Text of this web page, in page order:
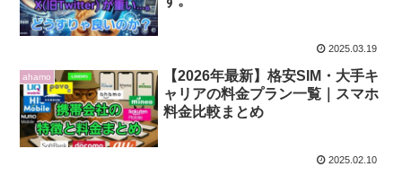
2025.03.19
ahamo
【2026年最新】格安SIM・大手キ
ャリアの料金プラン一覧｜スマホ
料金比較まとめ
2025.02.10